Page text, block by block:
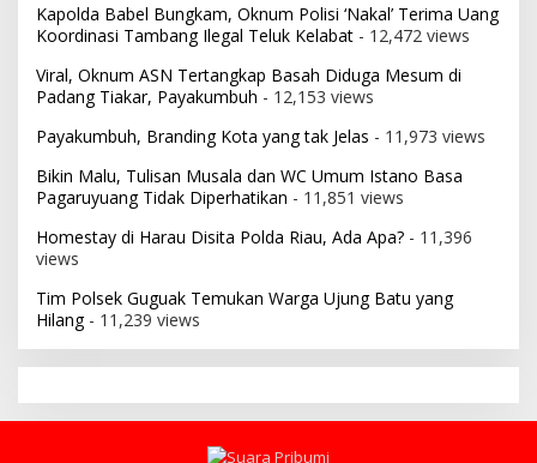
Kapolda Babel Bungkam, Oknum Polisi ‘Nakal’ Terima Uang
Koordinasi Tambang Ilegal Teluk Kelabat - 12,472 views
Viral, Oknum ASN Tertangkap Basah Diduga Mesum di
Padang Tiakar, Payakumbuh - 12,153 views
Payakumbuh, Branding Kota yang tak Jelas - 11,973 views
Bikin Malu, Tulisan Musala dan WC Umum Istano Basa
Pagaruyuang Tidak Diperhatikan - 11,851 views
Homestay di Harau Disita Polda Riau, Ada Apa? - 11,396
views
Tim Polsek Guguak Temukan Warga Ujung Batu yang
Hilang- 11,239 views